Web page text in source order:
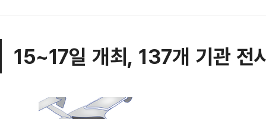
15~17일 개최, 137개 기관 전